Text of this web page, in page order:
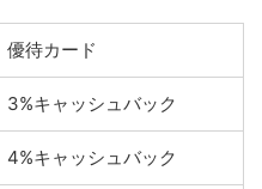
優待カード
3%キャッシュバック
4%キャッシュバック